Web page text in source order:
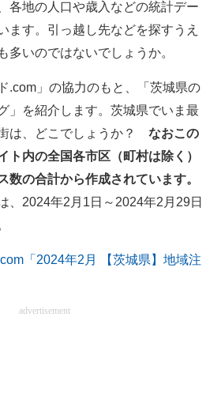
の未来
べる
ント
る
イト
各地の人口や歳入などの統計デー
ます。引っ越し先などを探すうえ
多いのではないでしょうか。
.com」の協力のもと、「茨城県の
」を紹介します。茨城県でいま最
は、どこでしょうか？ なおこの
ト内の全国各市区（町村は除く）
数の合計から作成されています。
、2024年2月1日～2024年2月29日
「2024年2月 【茨城県】地域注
advertisement